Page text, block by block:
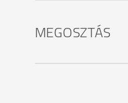
MEGOSZTÁS